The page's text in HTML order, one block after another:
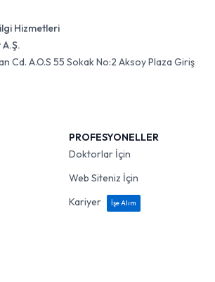
Hizmetleri
Cd. A.O.S 55 Sokak No:2 Aksoy Plaza Giriş
PROFESYONELLER
Doktorlar İçin
Web Siteniz İçin
Kariyer
İşe Alım